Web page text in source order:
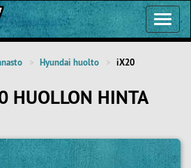
Hyundai huolto iX20
HUOLLON HINTA